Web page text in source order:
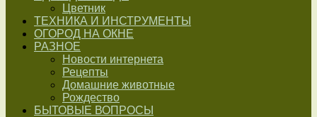
Цветник
ТЕХНИКА И ИНСТРУМЕНТЫ
ОГОРОД НА ОКНЕ
РАЗНОЕ
Новости интернета
Рецепты
Домашние животные
Рождество
БЫТОВЫЕ ВОПРОСЫ